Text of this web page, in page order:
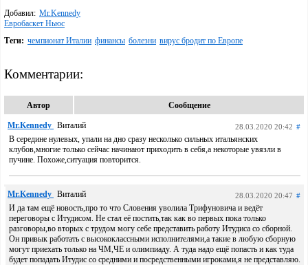
Добавил: Mr.Kennedy
Евробаскет Ньюс
Теги: чемпионат Италии финансы болезни вирус бродит по Европе
Комментарии:
Автор Сообщение
Mr.Kennedy Виталий 28.03.2020 20:42 #
В середине нулевых, упали на дно сразу несколько сильных итальянских
клубов,многие только сейчас начинают приходить в себя,а некоторые увязли в
пучине. Похоже,ситуация повторится.
Mr.Kennedy Виталий 28.03.2020 20:47 #
И да там ещё новость,про то что Словения уволила Трифуновича и ведёт
переговоры с Итудисом. Не стал её постить,так как во первых пока только
разговоры,во вторых с трудом могу себе представить работу Итудиса со сборной.
Он привык работать с высококлассными исполнителями,а такие в любую сборную
могут приехать только на ЧМ,ЧЕ и олимпиаду. А туда надо ещё попасть и как туда
будет попадать Итудис со средними и посредственными игроками,я не представляю.